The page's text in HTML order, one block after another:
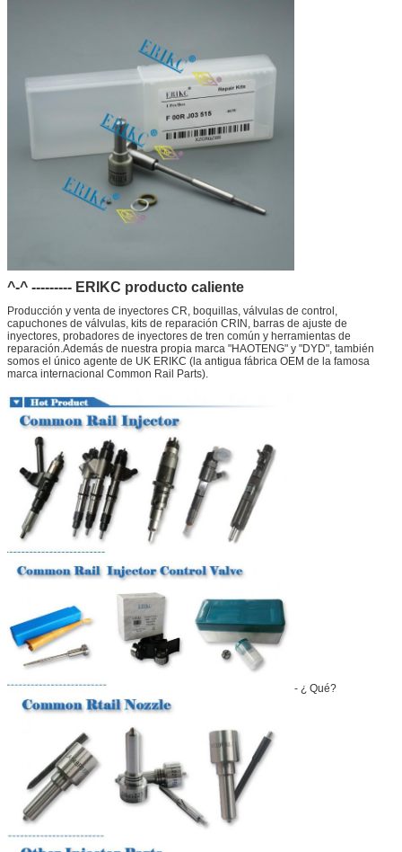
T / T, Western Union, MG, PayPal, Ect. ¿ Qué es esto?
Mercado de
exportación
América del Sur/Norte, Europa, Oriente Medio, África, Asia,
^-^ --------- ERIKC producto caliente
Producción y venta de inyectores CR, boquillas, válvulas de control,
capuchones de válvulas, kits de reparación CRIN, barras de ajuste de
inyectores, probadores de inyectores de tren común y herramientas de
reparación.Además de nuestra propia marca "HAOTENG" y "DYD", también
somos el único agente de UK ERIKC (la antigua fábrica OEM de la famosa
marca internacional Common Rail Parts).
- ¿ Qué?